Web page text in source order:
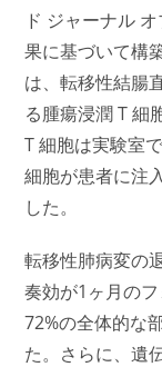
ド ジャーナル
果に基づいて構
は、転移性結腸
る腫瘍浸潤 T 細
T 細胞は実験室
細胞が患者に注
した。
転移性肺病変の
奏効が1ヶ月の
72%の全体的な
た。さらに、遺